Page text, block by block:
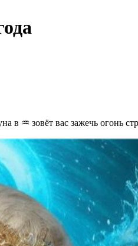
в ♒️ зовёт вас зажечь огонь